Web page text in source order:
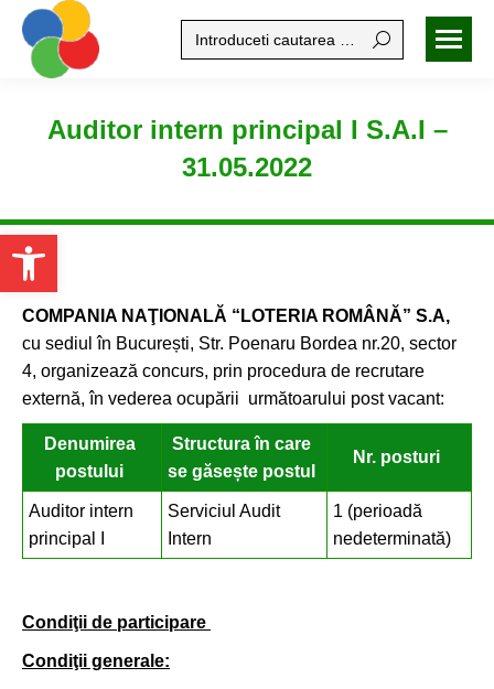
Open toolbar
Search:
Auditor intern principal I S.A.I –
31.05.2022
COMPANIA NAŢIONALĂ “LOTERIA ROMÂNĂ” S.A,
cu sediul în București, Str. Poenaru Bordea nr.20, sector
4, organizează concurs, prin procedura de recrutare
externă, în vederea ocupării următoarului post vacant:
Denumirea
postului
Structura în care
se găsește postul
Nr. posturi
Auditor intern
principal I
Serviciul Audit
Intern
1 (perioadă
nedeterminată)
Condiţii de participare
Condiţii generale: